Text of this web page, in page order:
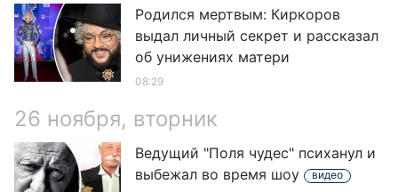
Родился мертвым: Киркоров
выдал личный секрет и рассказал
об унижениях матери
08:29
26 ноября, вторник
Ведущий "Поля чудес" психанул и
выбежал во время шоу
видео